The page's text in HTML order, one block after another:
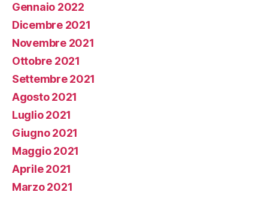
Gennaio 2022
Dicembre 2021
Novembre 2021
Ottobre 2021
Settembre 2021
Agosto 2021
Luglio 2021
Giugno 2021
Maggio 2021
Aprile 2021
Marzo 2021